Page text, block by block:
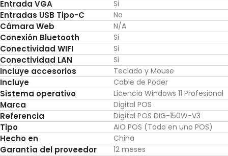
Entrada VGA Si
Entradas USB Tipo-C No
Cámara Web N/A
Conexión Bluetooth Si
Conectividad WIFI Si
Conectividad LAN Si
Incluye accesorios Teclado y Mouse
Incluye Cable de Poder
Sistema operativo Licencia Windows 11 Profesional
Marca Digital POS
Referencia Digital POS DIG-150W-V3
Tipo AIO POS (Todo en uno POS)
Hecho en China
Garantía del proveedor 12 meses